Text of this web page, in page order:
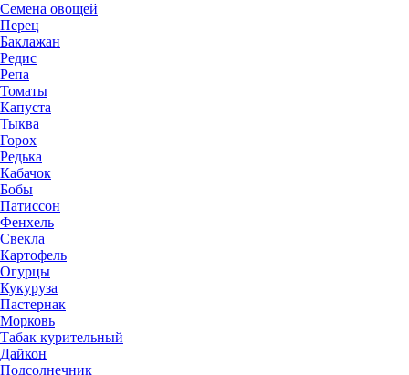
Семена овощей
Перец
Баклажан
Редис
Репа
Томаты
Капуста
Тыква
Горох
Редька
Кабачок
Бобы
Патиссон
Фенхель
Свекла
Картофель
Огурцы
Кукуруза
Пастернак
Морковь
Табак курительный
Дайкон
Подсолнечник